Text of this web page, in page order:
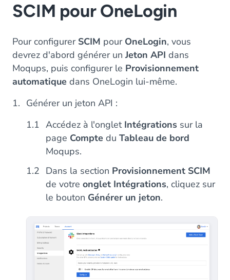
SCIM pour OneLogin
Pour configurer SCIM pour OneLogin, vous
devrez d'abord générer un Jeton API dans
Moqups, puis configurer le Provisionnement
automatique dans OneLogin lui-même.
Générer un jeton API :
Accédez à l'onglet Intégrations sur la
page Comptedu Tableau de bord
Moqups.
Dans la section Provisionnement SCIM
de votre onglet Intégrations, cliquez sur
le bouton Générer un jeton.